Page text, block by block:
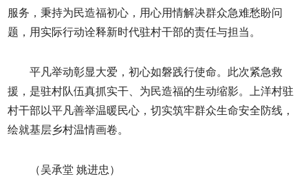
服务，秉持为民造福初心，用心用情解决群众急难愁盼问
题，用实际行动诠释新时代驻村干部的责任与担当。
平凡举动彰显大爱，初心如磐践行使命。此次紧急救
援，是驻村队伍真抓实干、为民造福的生动缩影。上洋村驻
村干部以平凡善举温暖民心，切实筑牢群众生命安全防线，
绘就基层乡村温情画卷。
（吴承堂 姚进忠）